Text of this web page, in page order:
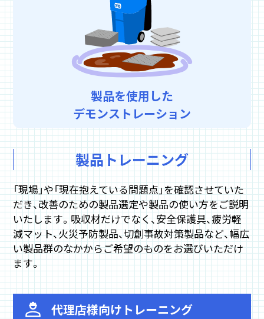
製品を使用した
デモンストレーション
製品トレーニング
「現場」や「現在抱えている問題点」を確認させていた
だき、改善のための製品選定や製品の使い方をご説明
いたします。吸収材だけでなく、安全保護具、疲労軽
減マット、火災予防製品、切創事故対策製品など、幅広
い製品群のなかからご希望のものをお選びいただけ
ます。
代理店様向けトレーニング